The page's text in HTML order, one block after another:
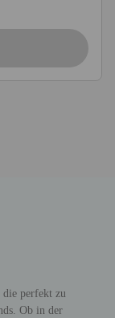
die perfekt zu
Ob in der